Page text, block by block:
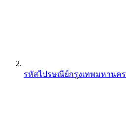
รหัสไปรษณีย์กรุงเทพมหานคร